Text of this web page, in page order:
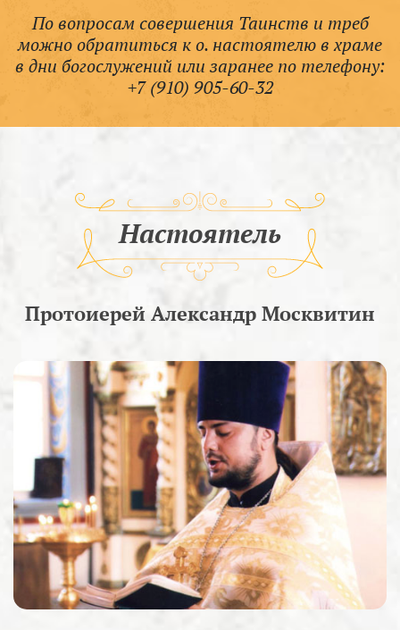
По вопросам совершения Таинств и треб
можно обратиться к о. настоятелю в храме
в дни богослужений или заранее по телефону:
+7 (910) 905-60-32
Настоятель
Протоиерей Александр Москвитин